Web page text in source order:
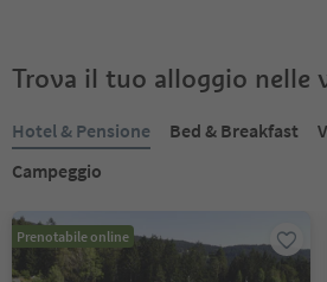
Trova il tuo alloggio nelle
Hotel & Pensione Bed & Breakfast
Campeggio
Prenotabile online